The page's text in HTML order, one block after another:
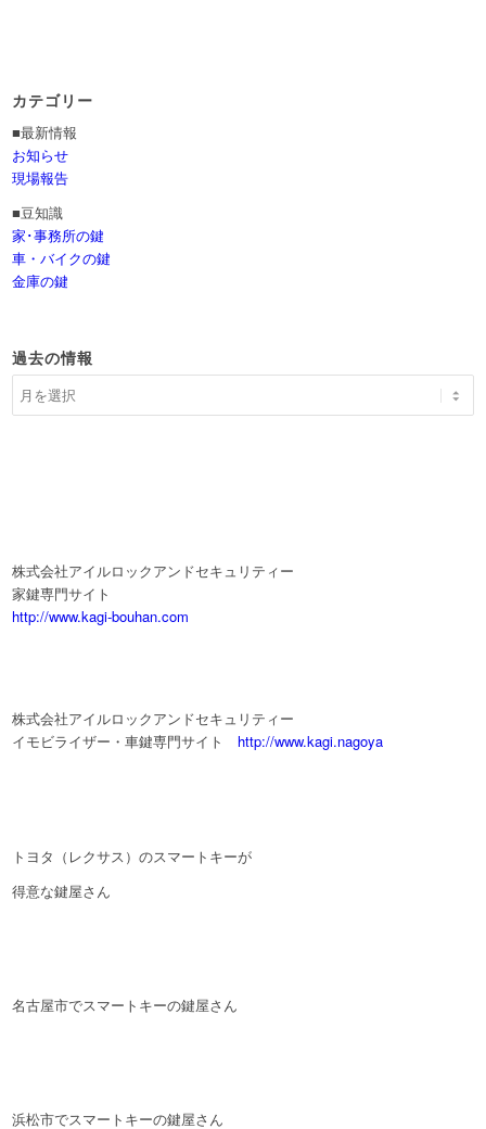
カテゴリー
■最新情報
お知らせ
現場報告
■豆知識
家･事務所の鍵
車・バイクの鍵
金庫の鍵
過去の情報
株式会社アイルロックアンドセキュリティー
家鍵専門サイト
http://www.kagi-bouhan.com
株式会社アイルロックアンドセキュリティー
イモビライザー・車鍵専門サイト http://www.kagi.nagoya
トヨタ（レクサス）のスマートキーが
得意な鍵屋さん
名古屋市でスマートキーの鍵屋さん
浜松市でスマートキーの鍵屋さん